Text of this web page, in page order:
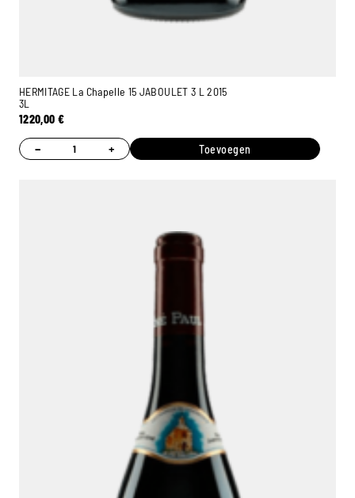
HERMITAGE La Chapelle 15 JABOULET 3 L 2015
3L
1220,00 €
− + Toevoegen